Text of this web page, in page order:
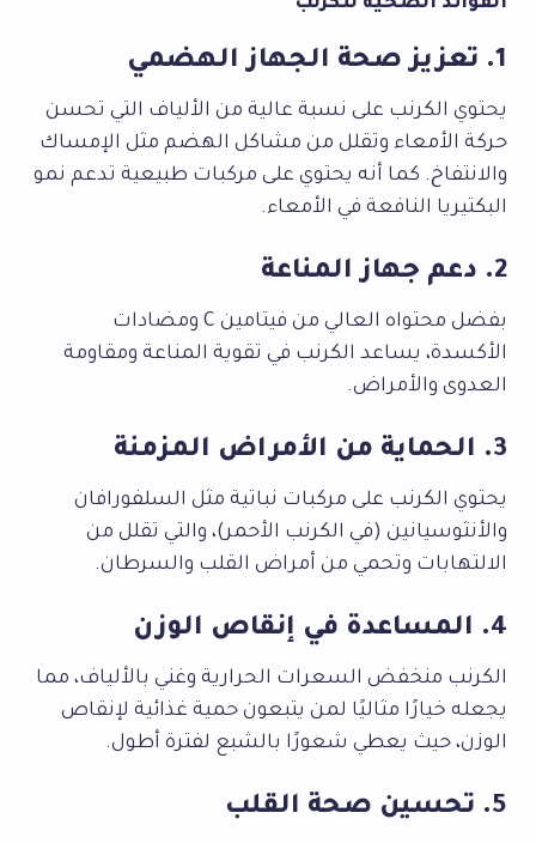
الفوائد الصحية للكرنب
1. تعزيز صحة الجهاز الهضمي
يحتوي الكرنب على نسبة عالية من الألياف التي تحسن
حركة الأمعاء وتقلل من مشاكل الهضم مثل الإمساك
والانتفاخ. كما أنه يحتوي على مركبات طبيعية تدعم نمو
البكتيريا النافعة في الأمعاء.
2. دعم جهاز المناعة
بفضل محتواه العالي من فيتامين C ومضادات
الأكسدة، يساعد الكرنب في تقوية المناعة ومقاومة
العدوى والأمراض.
3. الحماية من الأمراض المزمنة
يحتوي الكرنب على مركبات نباتية مثل السلفورافان
والأنثوسيانين (في الكرنب الأحمر)، والتي تقلل من
الالتهابات وتحمي من أمراض القلب والسرطان.
4. المساعدة في إنقاص الوزن
الكرنب منخفض السعرات الحرارية وغني بالألياف، مما
يجعله خيارًا مثاليًا لمن يتبعون حمية غذائية لإنقاص
الوزن، حيث يعطي شعورًا بالشبع لفترة أطول.
5. تحسين صحة القلب